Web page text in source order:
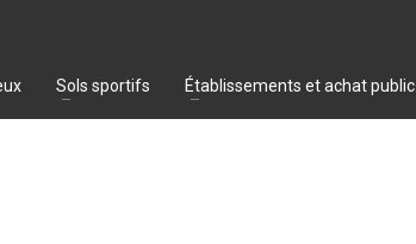
Sols sportifs Établissements et achat public